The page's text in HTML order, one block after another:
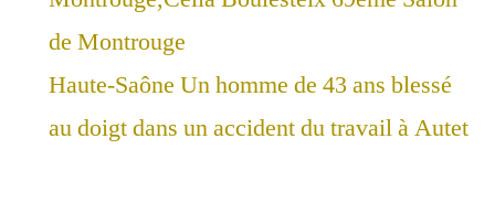
de Montrouge
Haute-Saône Un homme de 43 ans blessé
au doigt dans un accident du travail à Autet